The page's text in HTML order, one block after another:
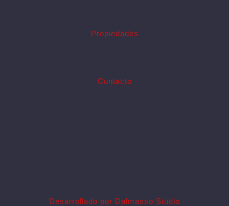
Propiedades
Contacto
Desarrollado por Dalmasso Studio